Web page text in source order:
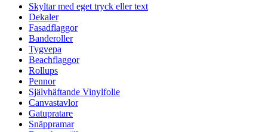
Skyltar med eget tryck eller text
Dekaler
Fasadflaggor
Banderoller
Tygvepa
Beachflaggor
Rollups
Pennor
Självhäftande Vinylfolie
Canvastavlor
Gatupratare
Snäppramar